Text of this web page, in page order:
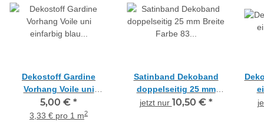
Dekostoff Gardine
Vorhang Voile uni
einfarbig blau
transparent, Meterware
5,00 € *
3,33 € pro 1 m2
Satinband Dekoband
doppelseitig 25 mm
Breite Farbe 83
jetzt nur 10,50 € *